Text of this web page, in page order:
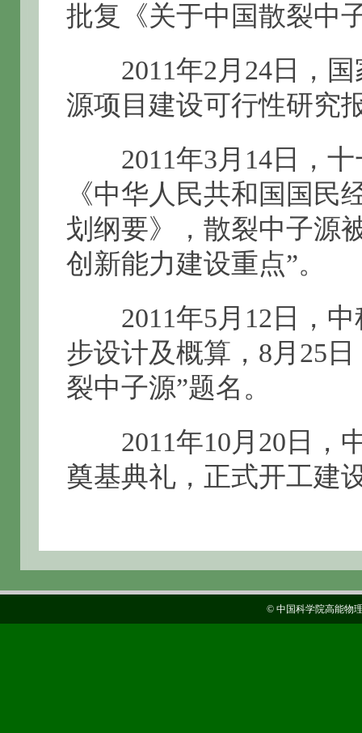
批复《关于中国散裂中
2011年2月24日，国
源项目建设可行性研究
2011年3月14日，十
《中华人民共和国国民
划纲要》，散裂中子源
创新能力建设重点”。
2011年5月12日，中
步设计及概算，8月25
裂中子源”题名。
2011年10月20日，
奠基典礼，正式开工建
© 中国科学院高能物